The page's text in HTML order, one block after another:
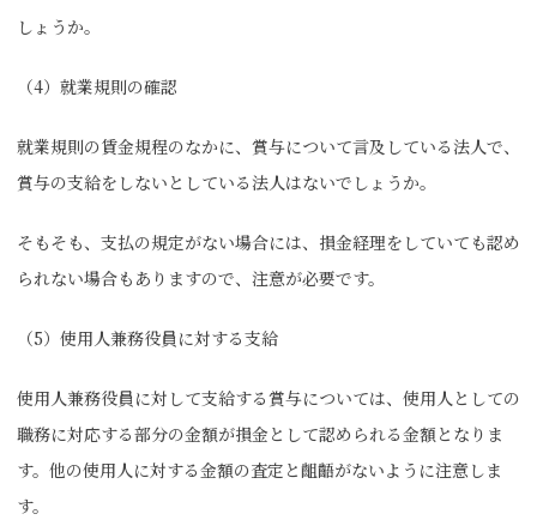
しょうか。
（4）就業規則の確認
就業規則の賃金規程のなかに、賞与について言及している法人で、
賞与の支給をしないとしている法人はないでしょうか。
そもそも、支払の規定がない場合には、損金経理をしていても認め
られない場合もありますので、注意が必要です。
（5）使用人兼務役員に対する支給
使用人兼務役員に対して支給する賞与については、使用人としての
職務に対応する部分の金額が損金として認められる金額となりま
す。他の使用人に対する金額の査定と齟齬がないように注意しま
す。